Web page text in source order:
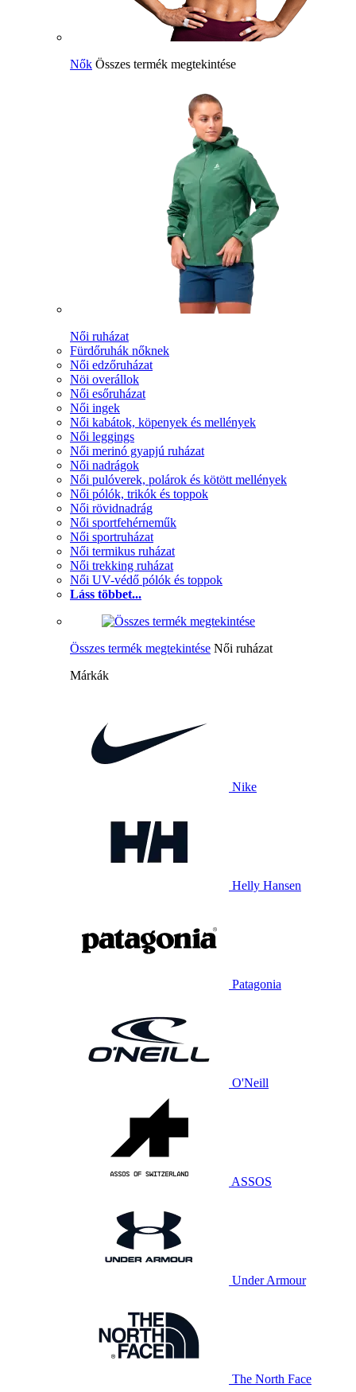
Nők Összes termék megtekintése
Női ruházat
Fürdőruhák nőknek
Női edzőruházat
Nöi overállok
Női esőruházat
Női ingek
Női kabátok, köpenyek és mellények
Női leggings
Női merinó gyapjú ruházat
Női nadrágok
Női pulóverek, polárok és kötött mellények
Női pólók, trikók és toppok
Női rövidnadrág
Női sportfehérneműk
Női sportruházat
Női termikus ruházat
Női trekking ruházat
Női UV-védő pólók és toppok
Láss többet...
Összes termék megtekintése Női ruházat
Márkák
Nike
Helly Hansen
Patagonia
O'Neill
ASSOS
Under Armour
The North Face